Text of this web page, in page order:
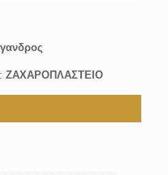
ΖΑΧΑΡΟΠΛΑΣΤΕΙΟ